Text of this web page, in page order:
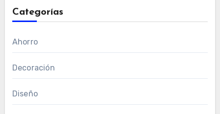
Categorías
Ahorro
Decoración
Diseño